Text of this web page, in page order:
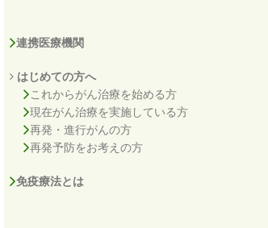
連携医療機関
はじめての方へ
これからがん治療を始める方
現在がん治療を実施している方
再発・進行がんの方
再発予防をお考えの方
免疫療法とは